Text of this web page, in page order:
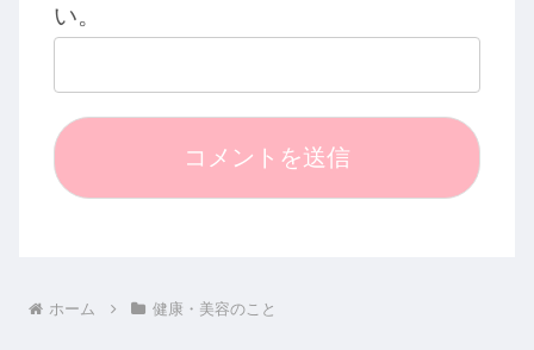
い。
ホーム 健康・美容のこと